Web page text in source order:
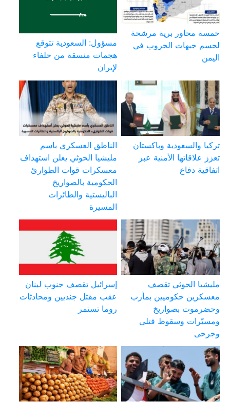
خمسة محاور برية مرشحة
لحسم جبهات الحروب في
اليمن
مسؤول: السعودية تتوقع
هجمات منسقة من حلفاء
لإيران
تركيا والسعودية وباكستان
تعزز علاقاتها الأمنية عبر
اتفاقية دفاع
الناطق العسكري باسم
مليشيا الحوثي يعلن استهداف
معسكرات قوات الطوارئ
الحكومية بالصواريخ
الباليستية والطائرات
المسيرة
مليشيا الحوثي تقصف
معسكرين حكوميين بمأرب
وحضرموت بصواريخ
ومسيّرات وسقوط قتلى
وجرحى
إسرائيل تقصف جنوب لبنان
عقب مقتل جنديين ومحادثات
روما تستمر